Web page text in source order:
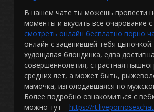
В нашем чате ты можешь провести
моменты и вкусить всё очарование
смотреть онлайн бесплатно порно
онлайн с зацепившей тебя
худощавая блондинка, едва
совершеннолетия, страстная
средних лет, а может быть,
мамочка, изголодавшаяся по
Более подробно ознакомиться с
можно тут – https://